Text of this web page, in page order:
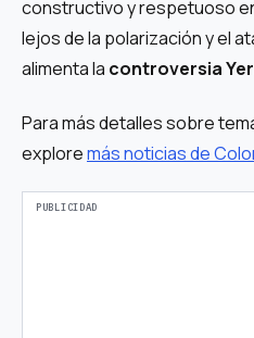
constructivo y respetuoso
lejos de la polarización y el
alimenta la controversia
Para más detalles sobre
exploremás noticias de